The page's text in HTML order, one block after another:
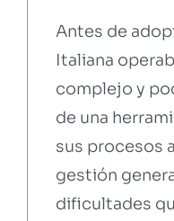
Antes de
Italiana
complejo y
de una
sus procesos
gestión
dificultades